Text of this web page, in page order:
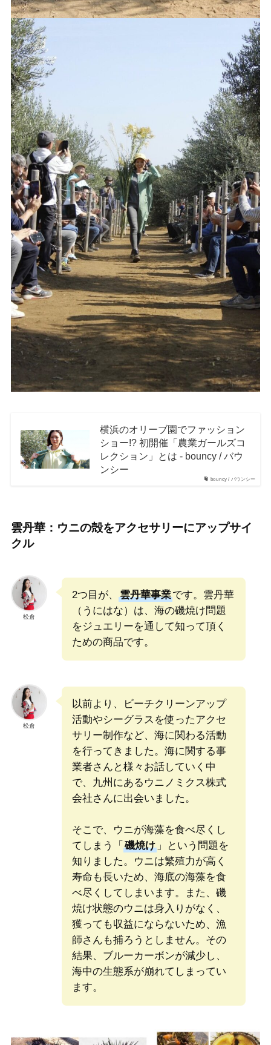
bouncy / バウンシー
横浜のオリーブ園でファッション
ショー!? 初開催「農業ガールズコ
レクション」とは - bouncy / バウ
ンシー
雲丹華：ウニの殻をアクセサリーにアップサイ
クル
松倉
2つ目が、 雲丹華事業です。雲丹華
（うにはな）は、海の磯焼け問題
をジュエリーを通して知って頂く
ための商品です。
松倉
以前より、ビーチクリーンアップ
活動やシーグラスを使ったアクセ
サリー制作など、海に関わる活動
を行ってきました。海に関する事
業者さんと様々お話していく中
で、九州にあるウニノミクス株式
会社さんに出会いました。
そこで、ウニが海藻を食べ尽くし
てしまう「 磯焼け」という問題を
知りました。ウニは繁殖力が高く
寿命も長いため、海底の海藻を食
べ尽くしてしまいます。また、磯
焼け状態のウニは身入りがなく、
獲っても収益にならないため、漁
師さんも捕ろうとしません。その
結果、ブルーカーボンが減少し、
海中の生態系が崩れてしまってい
ます。